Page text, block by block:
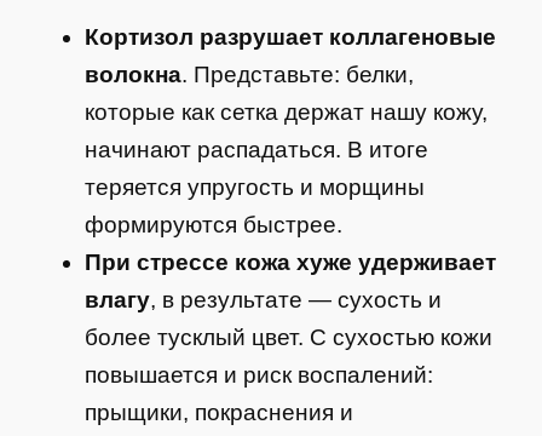
Кортизол разрушает коллагеновые
волокна. Представьте: белки,
которые как сетка держат нашу кожу,
начинают распадаться. В итоге
теряется упругость и морщины
формируются быстрее.
При стрессе кожа хуже удерживает
влагу, в результате — сухость и
более тусклый цвет. С сухостью кожи
повышается и риск воспалений:
прыщики, покраснения и